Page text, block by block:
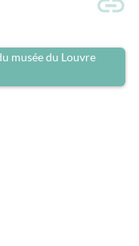
musée du Louvre